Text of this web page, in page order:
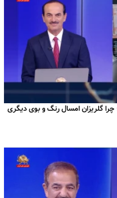
گلریزان امسال رنگ و بوی دیگری